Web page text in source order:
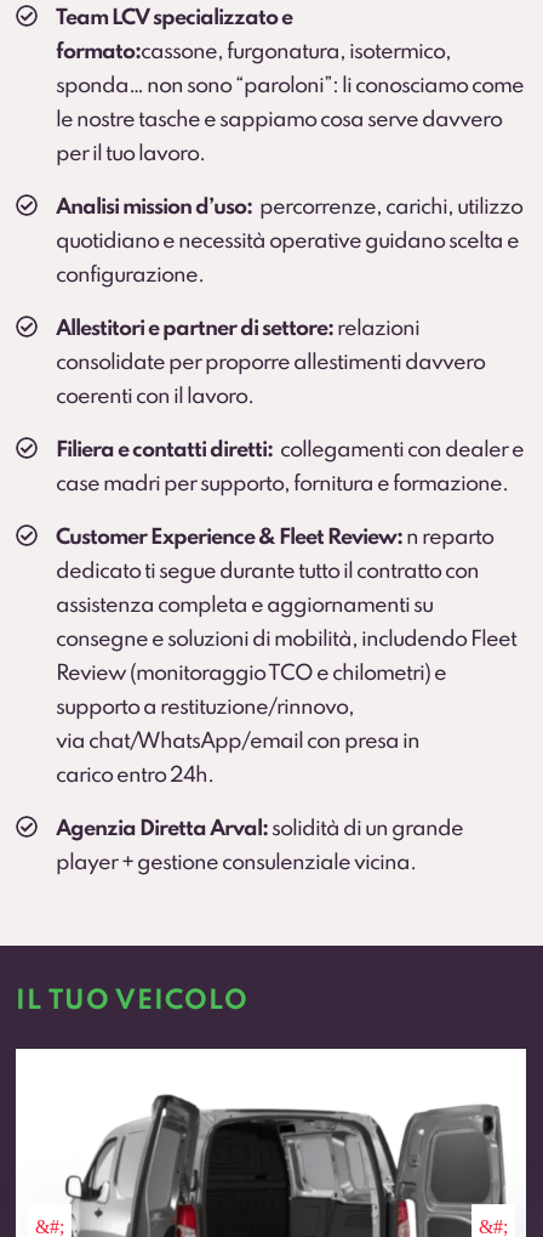
Veicolo sostitutivo
Continuità operativa in caso di fermo prolungato
(secondo condizioni).
Cambio gomme
pneumatici.
Protection Pack – Noleggio senza sorprese
danni all’interno del vano di carico e sulle parti
soggette a usura chenon sono coperte dalla
Kasko.
Scopri di più
Team LCV specializzato e
formato:cassone, furgonatura, isotermico,
sponda… non sono “paroloni”: li conosciamo come
le nostre tasche e sappiamo cosa serve davvero
per il tuo lavoro.
Analisi mission d’uso: percorrenze, carichi, utilizzo
quotidiano e necessità operative guidano scelta e
configurazione.
Allestitori e partner di settore: relazioni
consolidate per proporre allestimenti davvero
coerenti con il lavoro.
Filiera e contatti diretti: collegamenti con dealer e
case madri per supporto, fornitura e formazione.
Customer Experience & Fleet Review: n reparto
dedicato ti segue durante tutto il contratto con
assistenza completa e aggiornamenti su
consegne e soluzioni di mobilità, includendo Fleet
Review (monitoraggio TCO e chilometri) e
supporto a restituzione/rinnovo,
via chat/WhatsApp/email con presa in
carico entro 24h.
Agenzia Diretta Arval: solidità di un grande
player + gestione consulenziale vicina.
IL TUO VEICOLO